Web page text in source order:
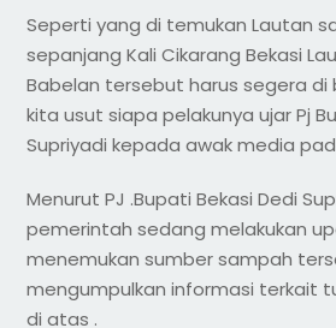
Seperti yang di temukan Lautan
sepanjang Kali Cikarang Bekasi
Babelan tersebut harus segera di
kita usut siapa pelakunya ujar Pj
Supriyadi kepada awak media
Menurut PJ .Bupati Bekasi Dedi
pemerintah sedang melakukan
menemukan sumber sampah
mengumpulkan informasi terkait
di atas .